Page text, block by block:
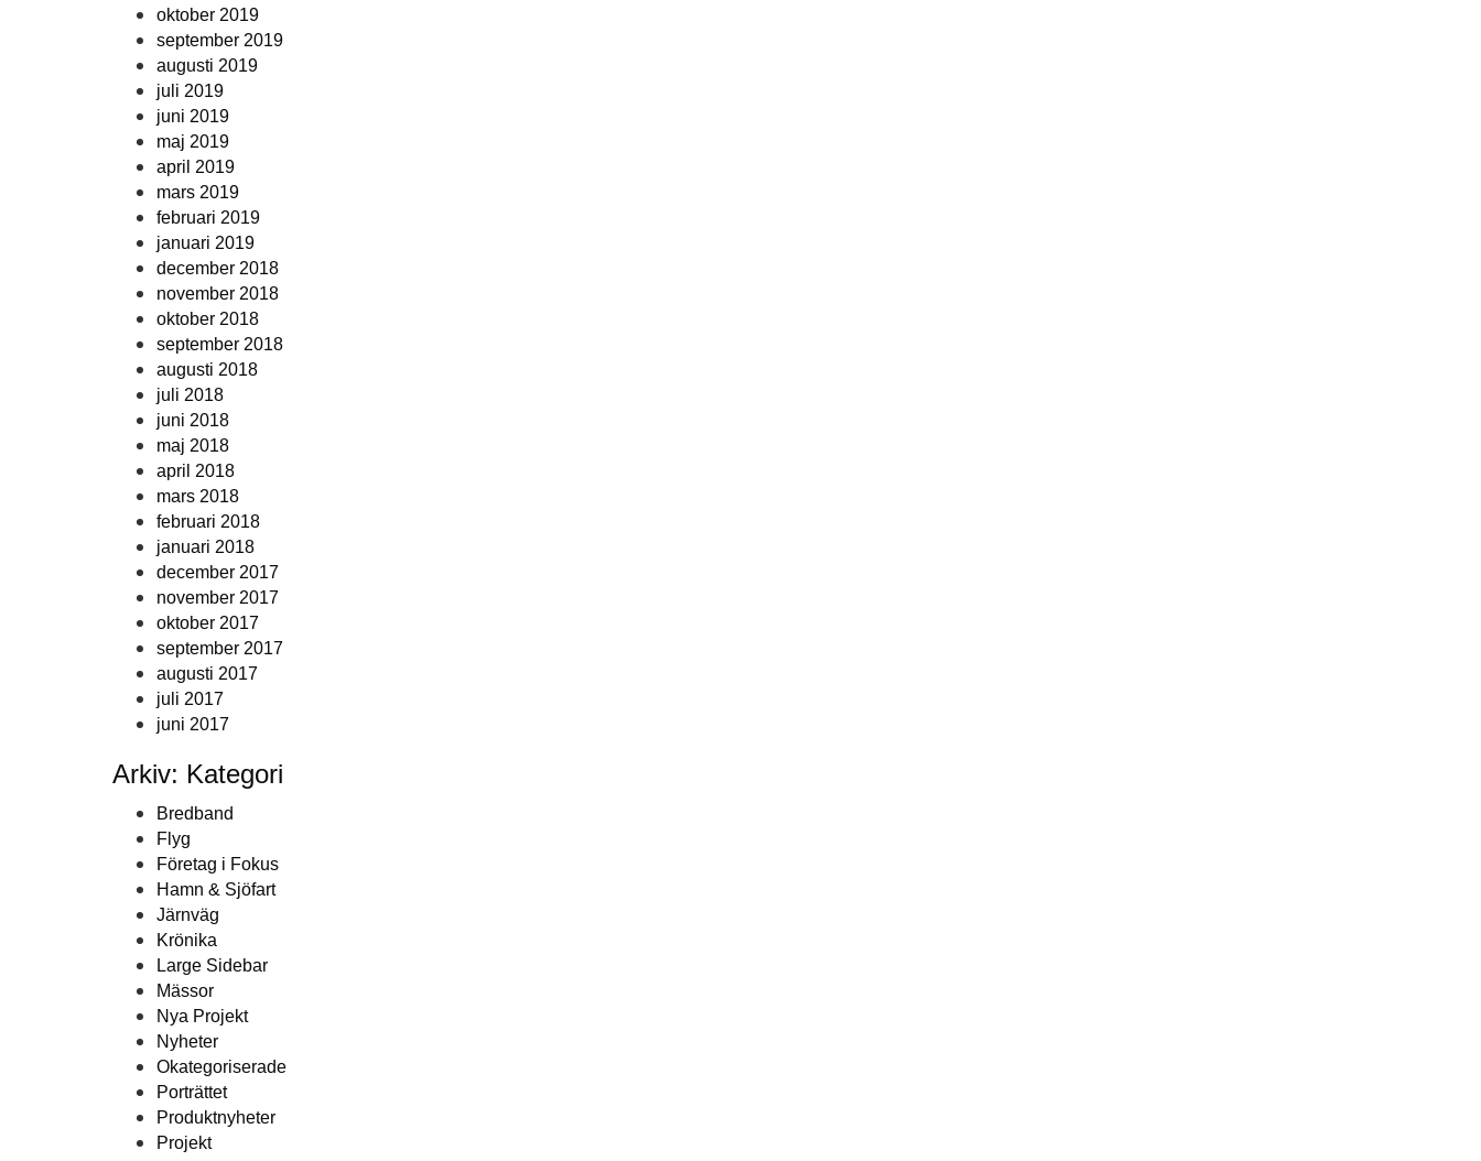
oktober 2019
september 2019
augusti 2019
juli 2019
juni 2019
maj 2019
april 2019
mars 2019
februari 2019
januari 2019
december 2018
november 2018
oktober 2018
september 2018
augusti 2018
juli 2018
juni 2018
maj 2018
april 2018
mars 2018
februari 2018
januari 2018
december 2017
november 2017
oktober 2017
september 2017
augusti 2017
juli 2017
juni 2017
Arkiv: Kategori
Bredband
Flyg
Företag i Fokus
Hamn & Sjöfart
Järnväg
Krönika
Large Sidebar
Mässor
Nya Projekt
Nyheter
Okategoriserade
Porträttet
Produktnyheter
Projekt